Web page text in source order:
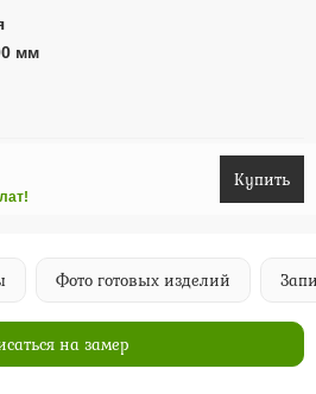
мм
Купить
Фото готовых изделий
на замер